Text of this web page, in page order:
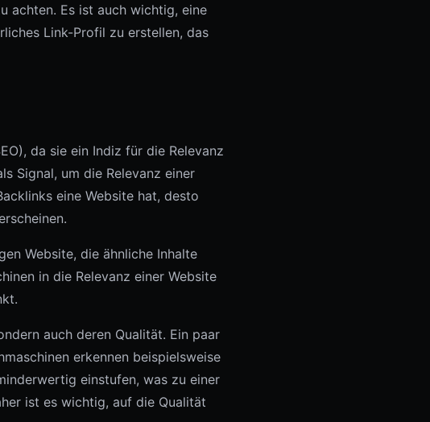
achten. Es ist auch wichtig, eine
Link-Profil zu erstellen, das
da sie ein Indiz für die Relevanz
Signal, um die Relevanz einer
eine Website hat, desto
Website, die ähnliche Inhalte
in die Relevanz einer Website
auch deren Qualität. Ein paar
erkennen beispielsweise
einstufen, was zu einer
ist es wichtig, auf die Qualität